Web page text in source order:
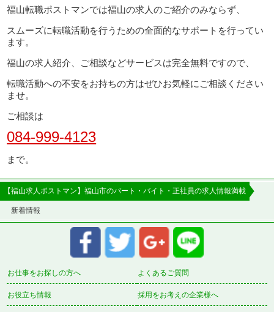
福山転職ポストマンでは福山の求人のご紹介のみならず、
スムーズに転職活動を行うための全面的なサポートを行ってい
ます。
福山の求人紹介、ご相談などサービスは完全無料ですので、
転職活動への不安をお持ちの方はぜひお気軽にご相談ください
ませ。
ご相談は
084-999-4123
まで。
【福山求人ポストマン】福山市のパート・バイト・正社員の求人情報満載
新着情報
お仕事をお探しの方へ よくあるご質問
お役立ち情報 採用をお考えの企業様へ